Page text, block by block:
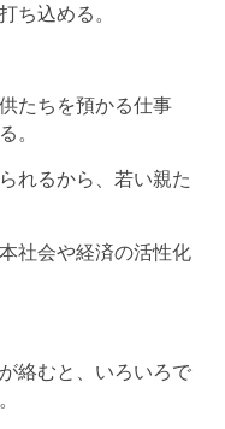
ち込める。
たちを預かる仕事
。
れるから、若い親た
社会や経済の活性化
絡むと、いろいろで